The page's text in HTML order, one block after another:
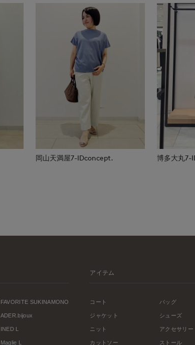
岡山天満屋7-IDconcept. 博多大丸7-
FAVORITE SUKINAMONO
ADER.bijoux
INED L
Maglie L
アイテム
コート
ジャケット
ニット
カットソー
バッグ
シューズ
アクセサリー
ストール